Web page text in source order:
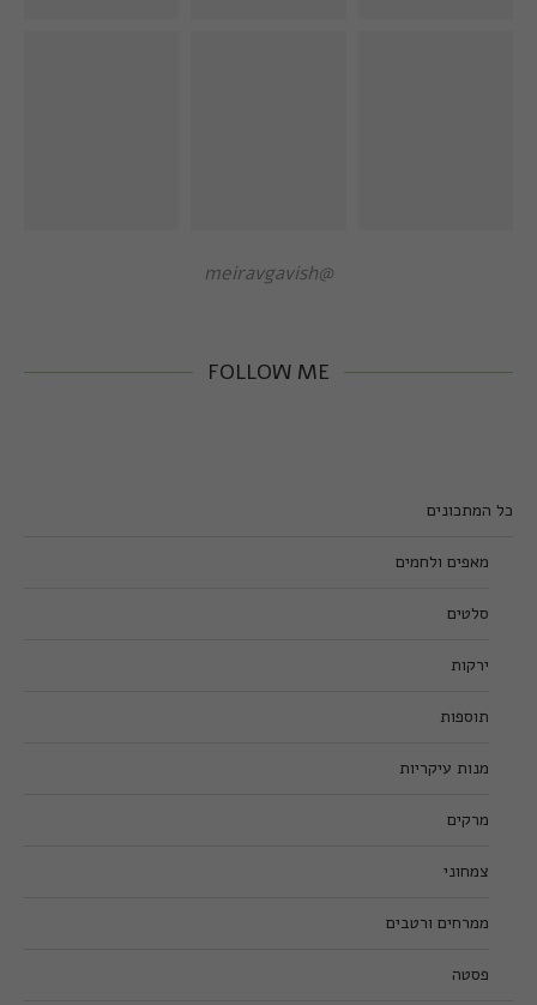
@meiravgavish
FOLLOW ME
כל המתכונים
מאפים ולחמים
סלטים
ירקות
תוספות
מנות עיקריות
מרקים
צמחוני
ממרחים ורטבים
פסטה